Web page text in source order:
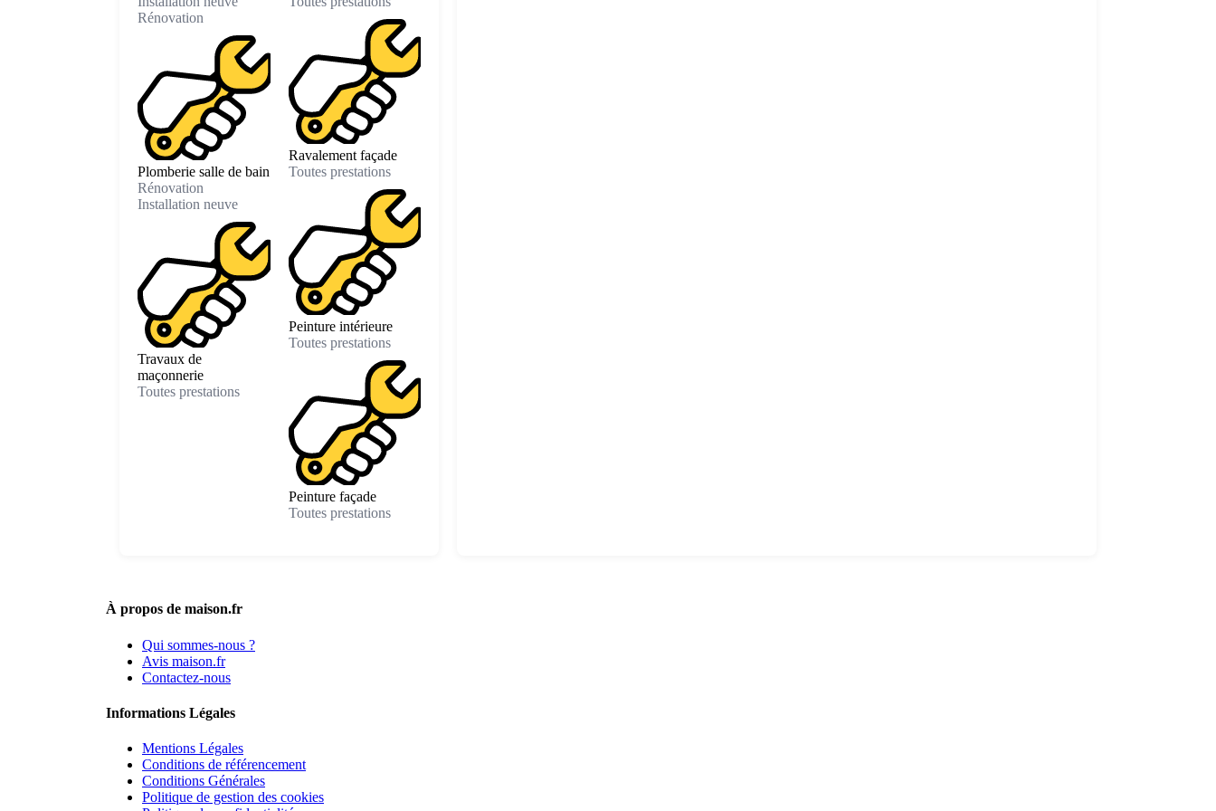
Rénovation
Plomberie salle de bain
Rénovation
Installation neuve
Travaux de
maçonnerie
Toutes prestations
Ravalement façade
Toutes prestations
Peinture intérieure
Toutes prestations
Peinture façade
Toutes prestations
À propos de maison.fr
Qui sommes-nous ?
Avis maison.fr
Contactez-nous
Informations Légales
Mentions Légales
Conditions de référencement
Conditions Générales
Politique de gestion des cookies